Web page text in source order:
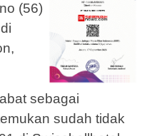
(56)
sebagai
sudah tidak